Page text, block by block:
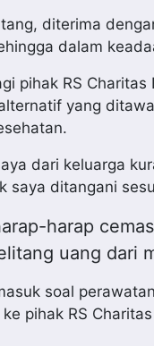
diterima
dalam
pihak RS
yang
dari keluarga
saya ditangani
harap
uang dari
soal
pihak RS